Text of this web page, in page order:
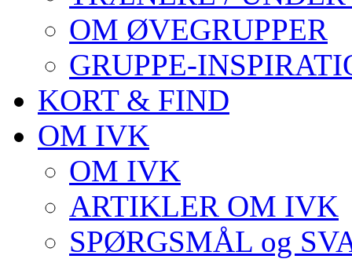
OM ØVEGRUPPER
GRUPPE-
KORT & FIND
OM IVK
OM IVK
ARTIKLER OM IVK
SPØRGSMÅL og